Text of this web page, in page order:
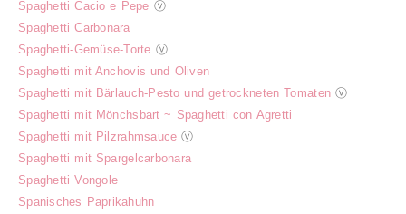
Spaghetti Cacio e Pepe ⓥ
Spaghetti Carbonara
Spaghetti-Gemüse-Torte ⓥ
Spaghetti mit Anchovis und Oliven
Spaghetti mit Bärlauch-Pesto und getrockneten Tomaten ⓥ
Spaghetti mit Mönchsbart ~ Spaghetti con Agretti
Spaghetti mit Pilzrahmsauce ⓥ
Spaghetti mit Spargelcarbonara
Spaghetti Vongole
Spanisches Paprikahuhn